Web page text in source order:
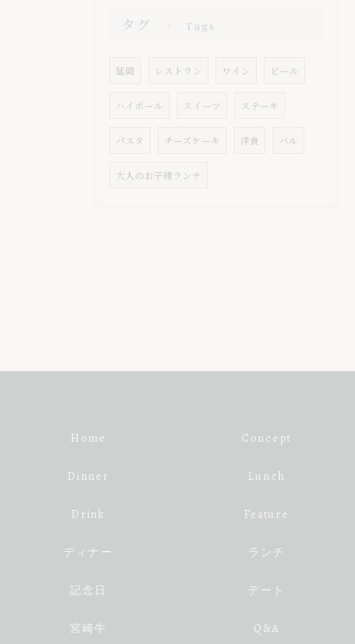
タグ Tags
延岡 レストラン ワイン ビール
ハイボール スイーツ ステーキ
パスタ チーズケーキ 洋食 バル
大人のお子様ランチ
Home Concept
Dinner Lunch
Drink Feature
ディナー ランチ
記念日 デート
宮崎牛 Q&A